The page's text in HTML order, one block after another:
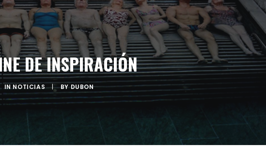
DE INSPIRACIÓN
INNOTICIAS | BYDUBON